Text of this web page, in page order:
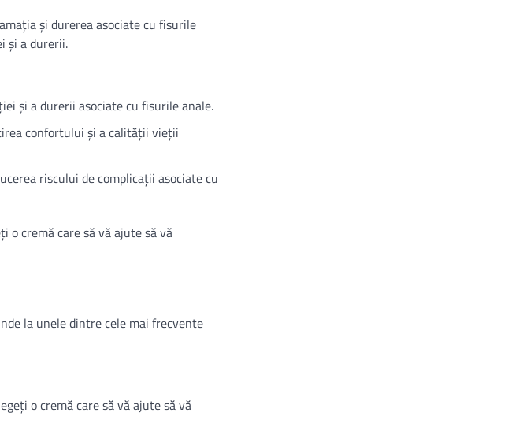
și durerea asociate cu fisurile
și a durerii.
și a durerii asociate cu fisurile anale.
confortului și a calității vieții
riscului de complicații asociate cu
o cremă care să vă ajute să vă
la unele dintre cele mai frecvente
o cremă care să vă ajute să vă